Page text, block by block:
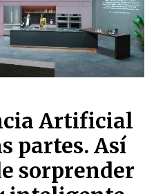
Artificial
partes. Así
sorprender